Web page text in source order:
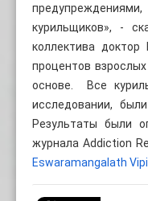
курильщиков», -
коллектива
процентов
основе. Все
исследовании,
Результаты были
журнала Addiction
Eswaramangalath